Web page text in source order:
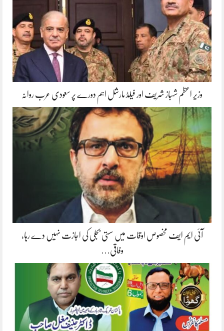
وزیر اعظم شہباز شریف اور فیلڈ مارشل اہم دورے پر سعودی عرب روانہ
آئی ایم ایف مخصوص اوقات میں سستی بجلی کی اجازت نہیں دے رہا،
وفاقی…